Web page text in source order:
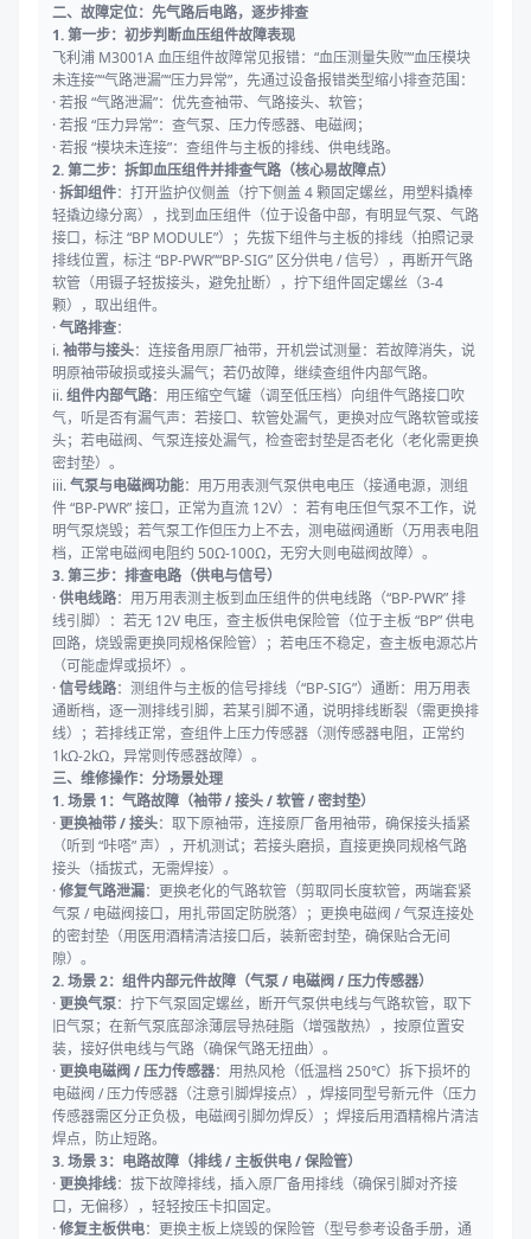
二、故障定位：先气路后电路，逐步排查
1. 第一步：初步判断血压组件故障表现
飞利浦 M3001A 血压组件故障常见报错：“血压测量失败”“血压模块
未连接”“气路泄漏”“压力异常”，先通过设备报错类型缩小排查范围：
· 若报 “气路泄漏”：优先查袖带、气路接头、软管；
· 若报 “压力异常”：查气泵、压力传感器、电磁阀；
· 若报 “模块未连接”：查组件与主板的排线、供电线路。
2. 第二步：拆卸血压组件并排查气路（核心易故障点）
·拆卸组件：打开监护仪侧盖（拧下侧盖 4 颗固定螺丝，用塑料撬棒
轻撬边缘分离），找到血压组件（位于设备中部，有明显气泵、气路
接口，标注 “BP MODULE”）；先拔下组件与主板的排线（拍照记录
排线位置，标注 “BP-PWR”“BP-SIG” 区分供电 / 信号），再断开气路
软管（用镊子轻拔接头，避免扯断），拧下组件固定螺丝（3-4
颗），取出组件。
·气路排查：
i.袖带与接头：连接备用原厂袖带，开机尝试测量：若故障消失，说
明原袖带破损或接头漏气；若仍故障，继续查组件内部气路。
ii.组件内部气路：用压缩空气罐（调至低压档）向组件气路接口吹
气，听是否有漏气声：若接口、软管处漏气，更换对应气路软管或接
头；若电磁阀、气泵连接处漏气，检查密封垫是否老化（老化需更换
密封垫）。
iii.气泵与电磁阀功能：用万用表测气泵供电电压（接通电源，测组
件 “BP-PWR” 接口，正常为直流 12V）：若有电压但气泵不工作，说
明气泵烧毁；若气泵工作但压力上不去，测电磁阀通断（万用表电阻
档，正常电磁阀电阻约 50Ω-100Ω，无穷大则电磁阀故障）。
3. 第三步：排查电路（供电与信号）
·供电线路：用万用表测主板到血压组件的供电线路（“BP-PWR” 排
线引脚）：若无 12V 电压，查主板供电保险管（位于主板 “BP” 供电
回路，烧毁需更换同规格保险管）；若电压不稳定，查主板电源芯片
（可能虚焊或损坏）。
·信号线路：测组件与主板的信号排线（“BP-SIG”）通断：用万用表
通断档，逐一测排线引脚，若某引脚不通，说明排线断裂（需更换排
线）；若排线正常，查组件上压力传感器（测传感器电阻，正常约
1kΩ-2kΩ，异常则传感器故障）。
三、维修操作：分场景处理
1. 场景 1：气路故障（袖带 / 接头 / 软管 / 密封垫）
·更换袖带 / 接头：取下原袖带，连接原厂备用袖带，确保接头插紧
（听到 “咔嗒” 声），开机测试；若接头磨损，直接更换同规格气路
接头（插拔式，无需焊接）。
·修复气路泄漏：更换老化的气路软管（剪取同长度软管，两端套紧
气泵 / 电磁阀接口，用扎带固定防脱落）；更换电磁阀 / 气泵连接处
的密封垫（用医用酒精清洁接口后，装新密封垫，确保贴合无间
隙）。
2. 场景 2：组件内部元件故障（气泵 / 电磁阀 / 压力传感器）
·更换气泵：拧下气泵固定螺丝，断开气泵供电线与气路软管，取下
旧气泵；在新气泵底部涂薄层导热硅脂（增强散热），按原位置安
装，接好供电线与气路（确保气路无扭曲）。
·更换电磁阀 / 压力传感器：用热风枪（低温档 250℃）拆下损坏的
电磁阀 / 压力传感器（注意引脚焊接点），焊接同型号新元件（压力
传感器需区分正负极，电磁阀引脚勿焊反）；焊接后用酒精棉片清洁
焊点，防止短路。
3. 场景 3：电路故障（排线 / 主板供电 / 保险管）
·更换排线：拔下故障排线，插入原厂备用排线（确保引脚对齐接
口，无偏移），轻轻按压卡扣固定。
·修复主板供电：更换主板上烧毁的保险管（型号参考设备手册，通